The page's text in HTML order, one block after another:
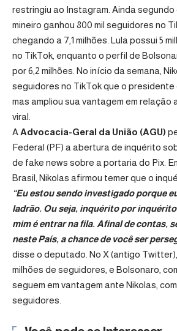
restringiu ao Instagram. Ainda segundo
mineiro ganhou 800 mil seguidores no
chegando a 7,1 milhões. Lula possui 5
no TikTok, enquanto o perfil de
por 6,2 milhões. No início da semana,
seguidores no TikTok que o presidente
mas ampliou sua vantagem em relação
viral.
A Advocacia-Geral da União (AGU)
Federal (PF) a abertura de inquérito
de fake news sobre a portaria do Pix.
Brasil, Nikolas afirmou temer que o
“Eu estou sendo investigado porque
ladrão. Ou seja, inquérito por
mim é entrar na fila. Afinal de contas,
neste País, a chance de você ser
disse o deputado. No X (antigo Twitter),
milhões de seguidores, e Bolsonaro, com
seguem em vantagem ante Nikolas,
seguidores.